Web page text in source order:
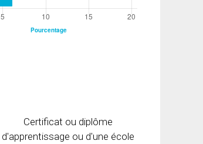
Certificat ou diplôme
d'apprentissage ou d'une école